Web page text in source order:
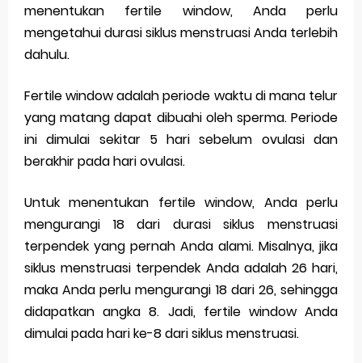
menentukan fertile window, Anda perlu
mengetahui durasi siklus menstruasi Anda terlebih
dahulu.
Fertile window adalah periode waktu di mana telur
yang matang dapat dibuahi oleh sperma. Periode
ini dimulai sekitar 5 hari sebelum ovulasi dan
berakhir pada hari ovulasi.
Untuk menentukan fertile window, Anda perlu
mengurangi 18 dari durasi siklus menstruasi
terpendek yang pernah Anda alami. Misalnya, jika
siklus menstruasi terpendek Anda adalah 26 hari,
maka Anda perlu mengurangi 18 dari 26, sehingga
didapatkan angka 8. Jadi, fertile window Anda
dimulai pada hari ke-8 dari siklus menstruasi.